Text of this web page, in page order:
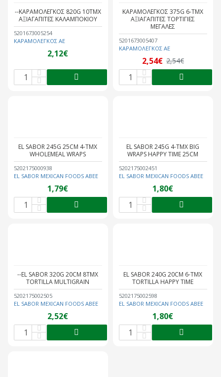
5201673005254
ΚΑΡΑΜΟΛΕΓΚΟΣ ΑΕ
--ΚΑΡΑΜΟΛΕΓΚΟΣ 820G 10ΤΜΧ
ΑΞΙΑΓΑΠΙΤΕΣ ΚΑΛΑΜΠΟΚΙΟΥ
2,12€
5201673005407
ΚΑΡΑΜΟΛΕΓΚΟΣ ΑΕ
ΚΑΡΑΜΟΛΕΓΚΟΣ 375G 6-ΤΜΧ
ΑΞΙΑΓΑΠΙΤΕΣ ΤΟΡΤΙΓΙΕΣ
ΜΕΓΑΛΕΣ
2,54€ 2,54€
5202175000938
EL SABOR MEXICAN FOODS ABEE
EL SABOR 245G 25CM 4-ΤΜΧ
WHOLEMEAL WRAPS
1,79€
5202175002451
EL SABOR MEXICAN FOODS ABEE
EL SABOR 245G 4-ΤΜΧ BIG
WRAPS HAPPY TIME 25CM
1,80€
5202175002505
EL SABOR MEXICAN FOODS ABEE
--EL SABOR 320G 20CM 8ΤΜΧ
TORTILLA MULTIGRAIN
2,52€
5202175002598
EL SABOR MEXICAN FOODS ABEE
EL SABOR 240G 20CM 6-ΤΜΧ
TORTILLA HAPPY TIME
1,80€